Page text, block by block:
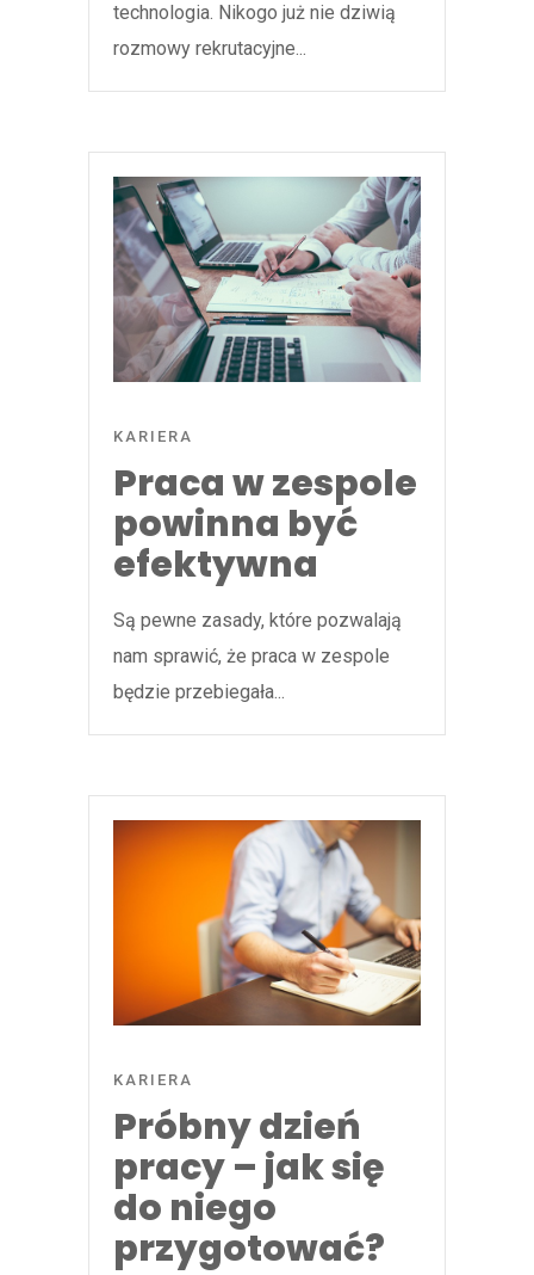
technologia. Nikogo już nie dziwią
rozmowy rekrutacyjne...
KARIERA
Praca w zespole
powinna być
efektywna
Są pewne zasady, które pozwalają
nam sprawić, że praca w zespole
będzie przebiegała...
KARIERA
Próbny dzień
pracy – jak się
do niego
przygotować?